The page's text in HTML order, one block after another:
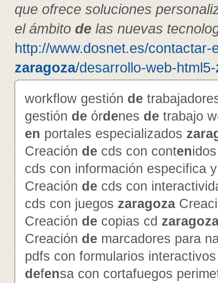
que ofrece soluciones
el ámbito delas nuevas
http://www.dosnet.es/contactar-
zaragoza/desarrollo-web-html5-
workflow gestión de
gestión de órdenes de trabajo
en portales especializados
Creación de cds con conten
cds con información especifica
Creación de cds con
cds con juegos zaragoza
Creación de copias cd
Creación de marcadores para
pdfs con formularios
defensa con cortafuegos